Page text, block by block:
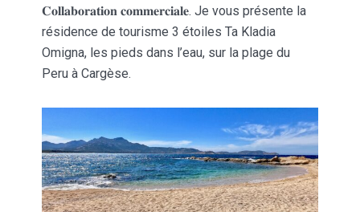
𝐂𝐨𝐥𝐥𝐚𝐛𝐨𝐫𝐚𝐭𝐢𝐨𝐧 𝐜𝐨𝐦𝐦𝐞𝐫𝐜𝐢𝐚𝐥𝐞. Je vous présente la
résidence de tourisme 3 étoiles Ta Kladia
Omigna, les pieds dans l’eau, sur la plage du
Peru à Cargèse.